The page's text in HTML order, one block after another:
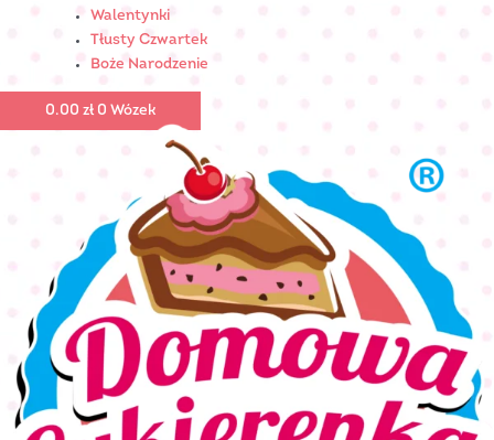
Walentynki
Tłusty Czwartek
Boże Narodzenie
0.00 zł 0 Wózek